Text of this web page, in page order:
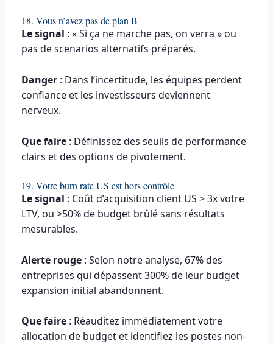
18. Vous n’avez pas de plan B
Le signal : « Si ça ne marche pas, on verra » ou
pas de scenarios alternatifs préparés.
Danger : Dans l’incertitude, les équipes perdent
confiance et les investisseurs deviennent
nerveux.
Que faire : Définissez des seuils de performance
clairs et des options de pivotement.
19. Votre burn rate US est hors contrôle
Le signal : Coût d’acquisition client US > 3x votre
LTV, ou >50% de budget brûlé sans résultats
mesurables.
Alerte rouge: Selon notre analyse, 67% des
entreprises qui dépassent 300% de leur budget
expansion initial abandonnent.
Que faire: Réauditez immédiatement votre
allocation de budget et identifiez les postes non-